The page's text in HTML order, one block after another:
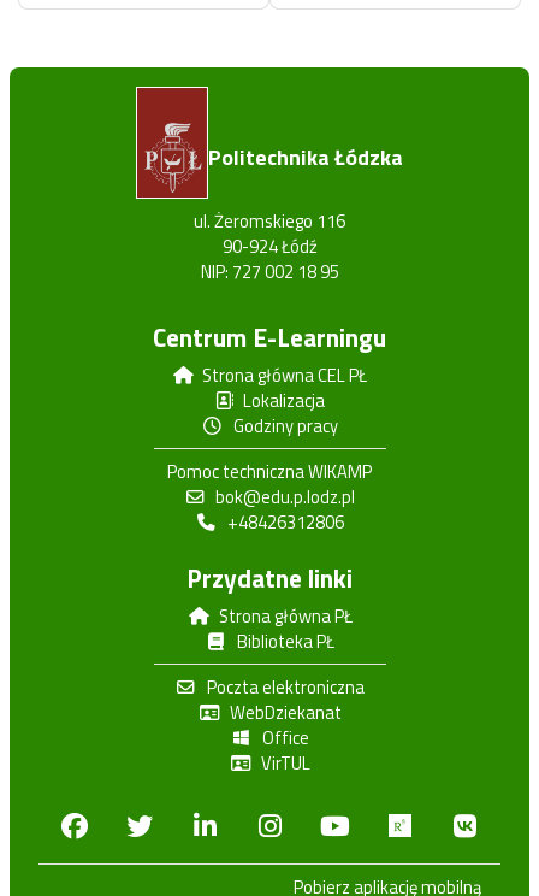
Politechnika Łódzka
ul. Żeromskiego 116
90-924 Łódź
NIP: 727 002 18 95
Centrum E-Learningu
Strona główna CEL PŁ
Lokalizacja
Godziny pracy
Pomoc techniczna WIKAMP
bok@edu.p.lodz.pl
+48426312806
Przydatne linki
Strona główna PŁ
Biblioteka PŁ
Poczta elektroniczna
WebDziekanat
Office
VirTUL
FacebookTwitterLinkedinInstagram
Youtube
Pobierz aplikację mobilną